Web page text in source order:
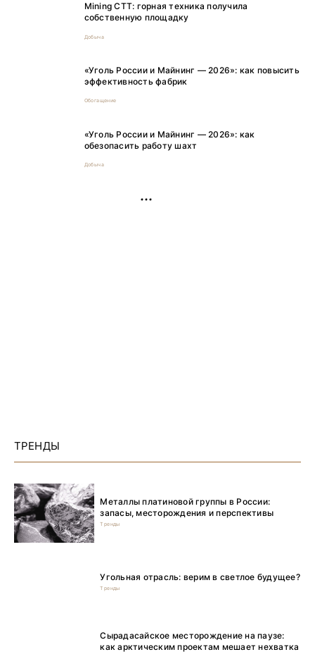
Mining CTT: горная техника получила
собственную площадку
Добыча
«Уголь России и Майнинг — 2026»: как повысить
эффективность фабрик
Обогащение
«Уголь России и Майнинг — 2026»: как
обезопасить работу шахт
Добыча
ТРЕНДЫ
Металлы платиновой группы в России:
запасы, месторождения и перспективы
Тренды
Угольная отрасль: верим в светлое будущее?
Тренды
Сырадасайское месторождение на паузе:
как арктическим проектам мешает нехватка